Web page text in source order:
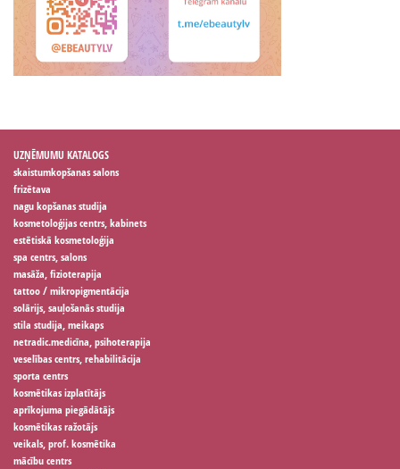
UZŅĒMUMU KATALOGS
skaistumkopšanas salons
frizētava
nagu kopšanas studija
kosmetoloģijas centrs, kabinets
estētiskā kosmetoloģija
spa centrs, salons
masāža, fizioterapija
tattoo / mikropigmentācija
solārijs, sauļošanās studija
stila studija, meikaps
netradic.medicīna, psihoterapija
veselības centrs, rehabilitācija
sporta centrs
kosmētikas izplatītājs
aprīkojuma piegādātājs
kosmētikas ražotājs
veikals, prof. kosmētika
mācību centrs